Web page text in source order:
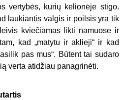
vertybės, kurių kelionėje stigo.
laukiantis valgis ir poilsis yra tik
kviečiamas likti namuose ir
kad „matytu ir aklieji“ ir kad
pas mus“. Būtent tai sudaro
verta atidžiau panagrinėti.